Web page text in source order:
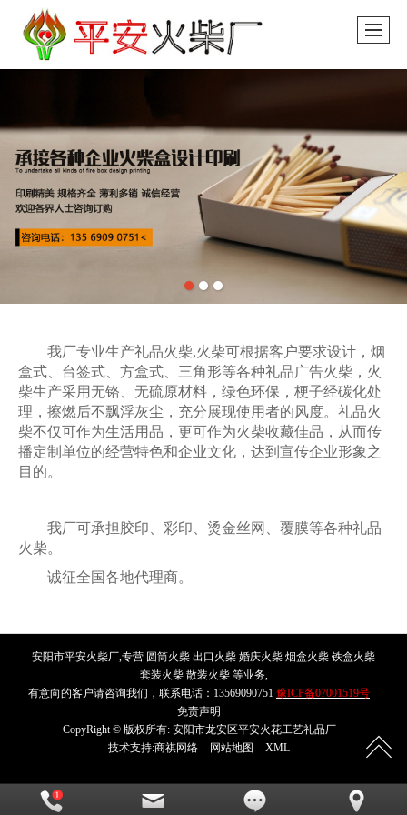
我厂专业生产礼品火柴,火柴可根据客户要求设计，烟
盒式、台签式、方盒式、三角形等各种礼品广告火柴，火
柴生产采用无铬、无硫原材料，绿色环保，梗子经碳化处
理，擦燃后不飘浮灰尘，充分展现使用者的风度。礼品火
柴不仅可作为生活用品，更可作为火柴收藏佳品，从而传
播定制单位的经营特色和企业文化，达到宣传企业形象之
目的。
我厂可承担胶印、彩印、烫金丝网、覆膜等各种礼品
火柴。
诚征全国各地代理商。
安阳市平安火柴厂,专营 圆筒火柴 出口火柴 婚庆火柴 烟盒火柴 铁盒火柴
套装火柴 散装火柴 等业务,
有意向的客户请咨询我们，联系电话：13569090751 豫ICP备07001519号
免责声明
CopyRight © 版权所有: 安阳市龙安区平安火花工艺礼品厂
技术支持:商祺网络 网站地图 XML